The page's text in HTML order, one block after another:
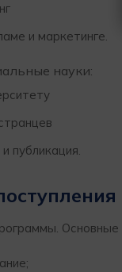
и маркетинге.
науки:
публикация.
Основные